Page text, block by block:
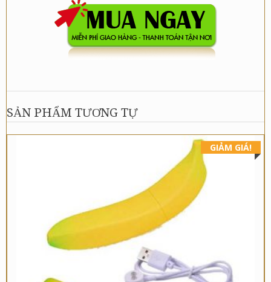
SẢN PHẨM TƯƠNG TỰ
GIẢM GIÁ!